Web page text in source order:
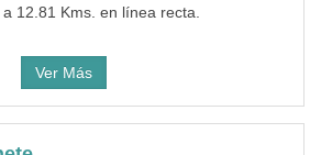
12.81 Kms. en línea recta.
Ver Más